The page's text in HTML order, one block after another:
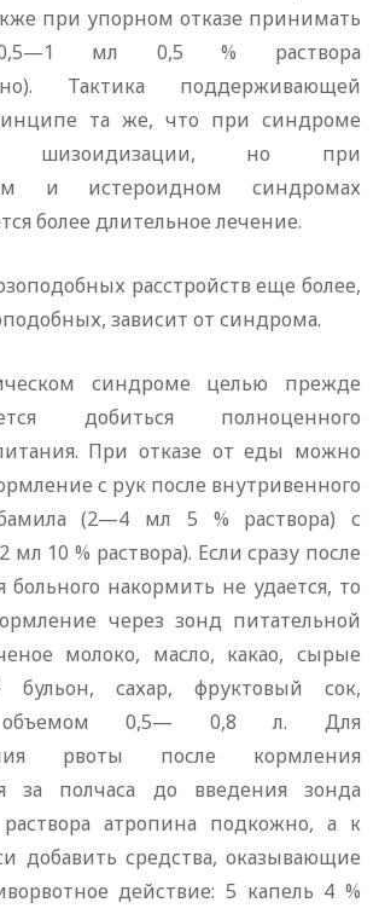
при упорном отказе принимать
(0,5—1 мл 0,5 % раствора
Тактика поддерживающей
та же, что при синдроме
шизоидизации, но при
и истероидном синдромах
более длительное лечение.
расстройств еще более,
зависит от синдрома.
синдроме целью прежде
добиться полноценного
При отказе от еды можно
с рук после внутривенного
(2—4 мл 5 % раствора) с
10 % раствора). Если сразу после
больного накормить не удается, то
через зонд питательной
молоко, масло, какао, сырые
бульон, сахар, фруктовый сок,
объемом 0,5— 0,8 л. Для
рвоты после кормления
за полчаса до введения зонда
атропина подкожно, а к
добавить средства, оказывающие
действие: 5 капель 4 %